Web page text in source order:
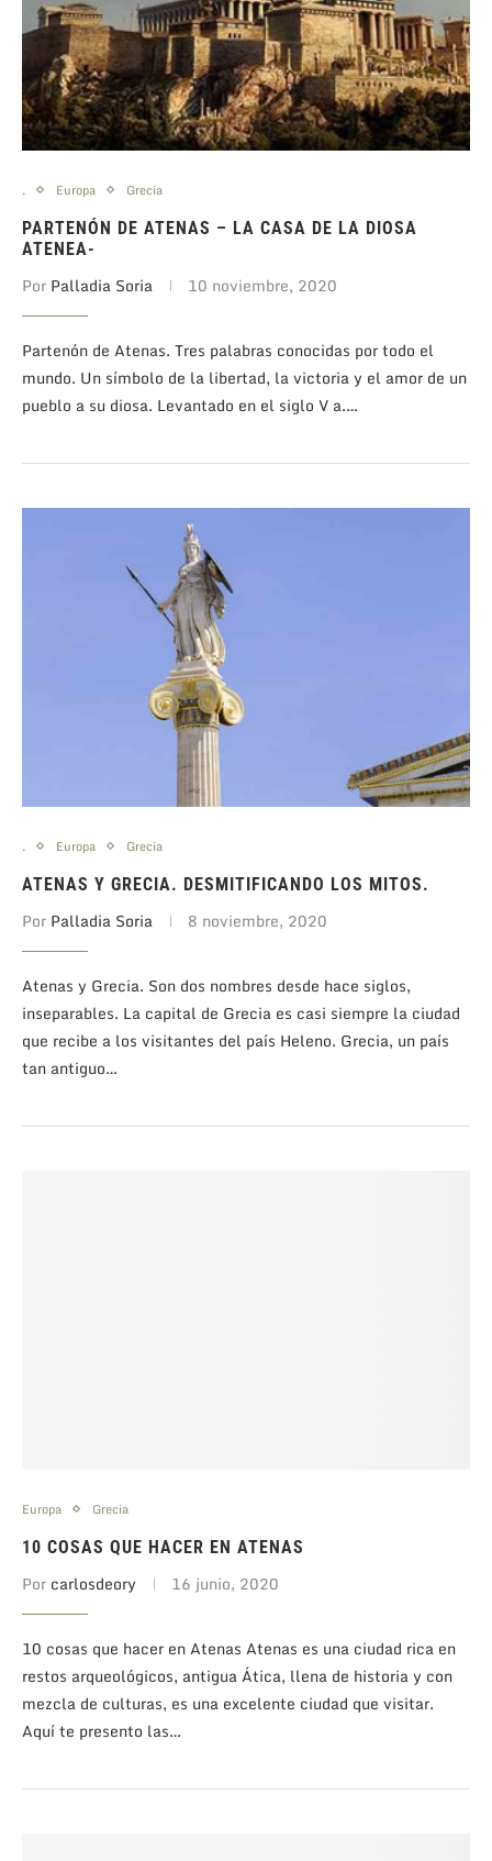
. Europa Grecia
PARTENÓN DE ATENAS – LA CASA DE LA DIOSA
ATENEA-
Por Palladia Soria 10 noviembre, 2020
Partenón de Atenas. Tres palabras conocidas por todo el
mundo. Un símbolo de la libertad, la victoria y el amor de un
pueblo a su diosa. Levantado en el siglo V a.…
. Europa Grecia
ATENAS Y GRECIA. DESMITIFICANDO LOS MITOS.
Por Palladia Soria 8 noviembre, 2020
Atenas y Grecia. Son dos nombres desde hace siglos,
inseparables. La capital de Grecia es casi siempre la ciudad
que recibe a los visitantes del país Heleno. Grecia, un país
tan antiguo…
Europa Grecia
10 COSAS QUE HACER EN ATENAS
Por carlosdeory 16 junio, 2020
10 cosas que hacer en Atenas Atenas es una ciudad rica en
restos arqueológicos, antigua Ática, llena de historia y con
mezcla de culturas, es una excelente ciudad que visitar.
Aquí te presento las…